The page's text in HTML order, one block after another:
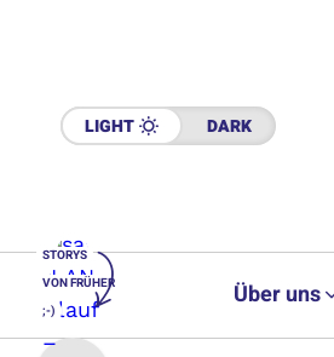
LIGHT DARK
Über uns
STORYS
VON FRÜHER
;-)